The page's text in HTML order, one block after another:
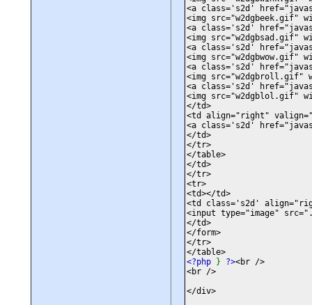
<a class='s2d'
<img src="w2dgbeek.gif"
<a class='s2d'
<img src="w2dgbsad.gif"
<a class='s2d'
<img src="w2dgbwow.gif"
<a class='s2d'
<img src="w2dgbroll.gif"
<a class='s2d'
<img src="w2dgblol.gif"
</td>
<td align="right"
<a class='s2d'
</td>
</tr>
</table>
</td>
</tr>
<tr>
<td></td>
<td class='s2d'
<input type="image"
</td>
</form>
</tr>
</table>
<?php
} ?><br />
<br />
</div>